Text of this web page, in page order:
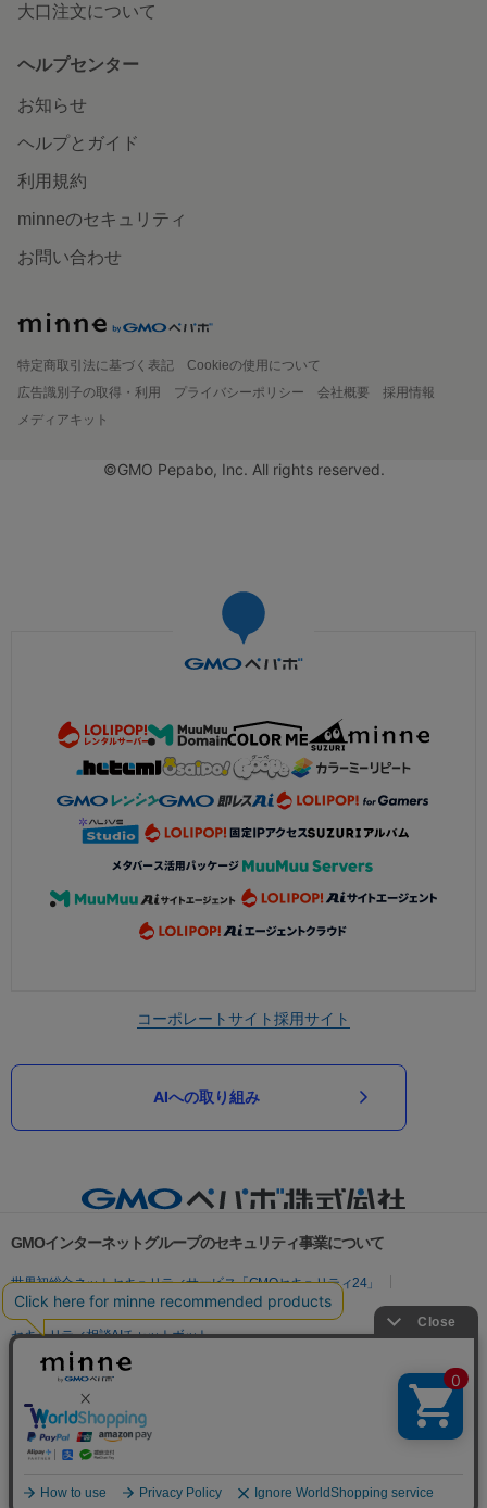
大口注文について
ヘルプセンター
お知らせ
ヘルプとガイド
利用規約
minneのセキュリティ
お問い合わせ
特定商取引法に基づく表記
Cookieの使用について
広告識別子の取得・利用
プライバシーポリシー 会社概要
採用情報
メディアキット
©GMO Pepabo, Inc. All rights reserved.
コーポレートサイト採用サイト
AIへの取り組み
GMOインターネットグループのセキュリティ事業について
世界初総合ネットセキュリティサービス「GMOセキュリティ24」
パスワード漏洩診断
Webサイトリスク診断
セキュリティ相談AIチャットボット
実在証明・盗聴対策
サイバー攻撃対策（GMO Flatt Security）
セキュリティ事業の軌跡